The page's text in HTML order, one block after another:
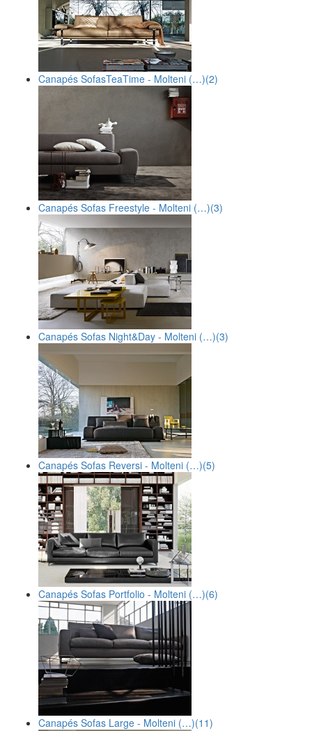
Canapés SofasTeaTime - Molteni (…)(2)
Canapés Sofas Freestyle - Molteni (…)(3)
Canapés Sofas Night&Day - Molteni (…)(3)
Canapés Sofas Reversi - Molteni (…)(5)
Canapés Sofas Portfolio - Molteni (…)(6)
Canapés Sofas Large - Molteni (…)(11)